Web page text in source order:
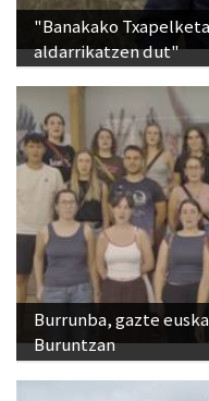
"Banakako
aldarrikatzen dut"
Burrunba, gazte
Buruntzan